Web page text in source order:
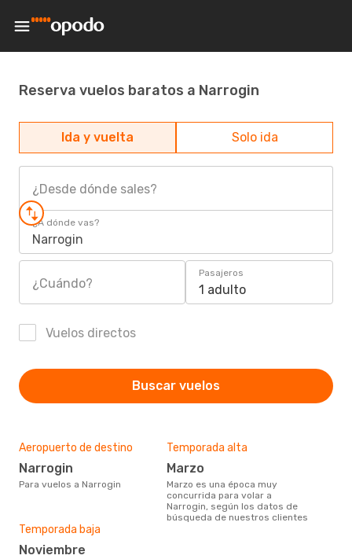
Reserva vuelos baratos a Narrogin
Ida y vuelta Solo ida
¿Desde dónde sales?
¿A dónde vas?
Narrogin
¿Cuándo?
Pasajeros
1 adulto
Vuelos directos
Buscar vuelos
Aeropuerto de destino
Narrogin
Para vuelos a Narrogin
Temporada alta
marzo
marzo es una época muy
concurrida para volar a
Narrogin, según los datos de
búsqueda de nuestros clientes
Temporada baja
noviembre